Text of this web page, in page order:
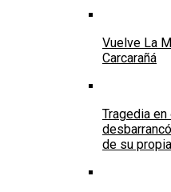
Vuelve La
Carcarañá
Tragedia en
de su